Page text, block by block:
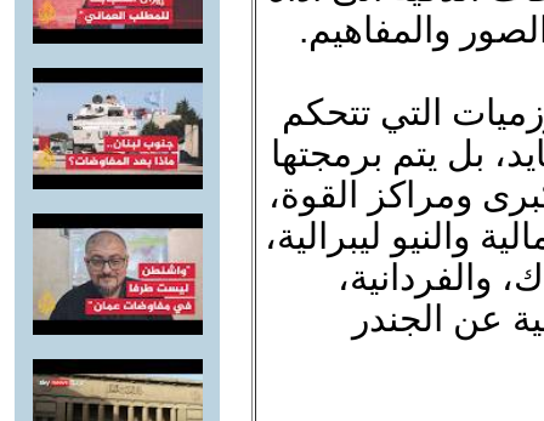
والمفاهيم.
التي تتحكم
بل يتم برمجتها
ومراكز القوة،
والنيو ليبرالية،
والفردانية،
عن الجندر